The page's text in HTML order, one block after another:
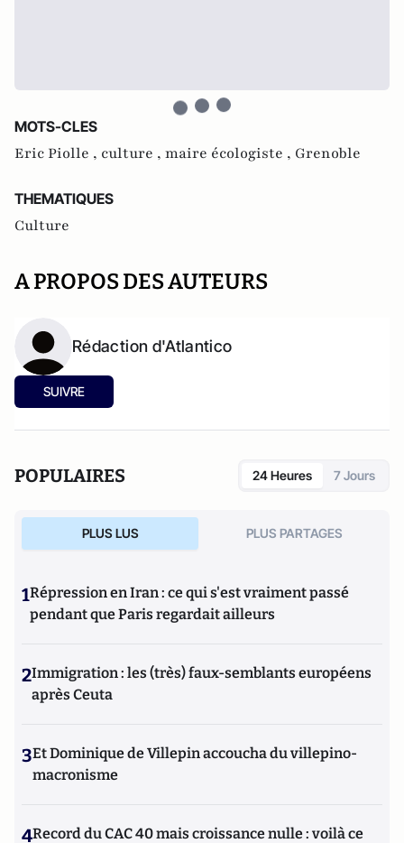
MOTS-CLES
Eric Piolle , culture , maire écologiste , Grenoble
THEMATIQUES
Culture
A PROPOS DES AUTEURS
Rédaction d'Atlantico
SUIVRE
POPULAIRES 24 Heures 7 Jours
PLUS LUS PLUS PARTAGES
1Répression en Iran : ce qui s'est vraiment passé
pendant que Paris regardait ailleurs
2Immigration : les (très) faux-semblants européens
après Ceuta
3Et Dominique de Villepin accoucha du villepino-
macronisme
4Record du CAC 40 mais croissance nulle : voilà ce